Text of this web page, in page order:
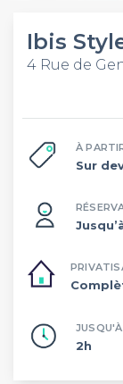
Ibis
4 Rue de
À
Sur
JUSQU'À
2h